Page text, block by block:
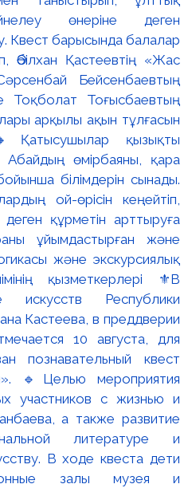
өнеріне деген
Квест барысында балалар
Әбілхан Қастеевтің «Жас
Бейсенбаевтың
Тоқболат Тоғысбаевтың
арқылы ақын тұлғасын
қызықты
өмірбаяны, қара
білімдерін сынады.
ой-өрісін кеңейтіп,
құрметін арттыруға
ұйымдастырған және
және экскурсиялық
қызметкерлері ⚜️В
искусств Республики
Кастеева, в преддверии
10 августа, для
познавательный квест
🔹Целью мероприятия
участников с жизнью и
а также развитие
литературе и
В ходе квеста дети
залы музея и